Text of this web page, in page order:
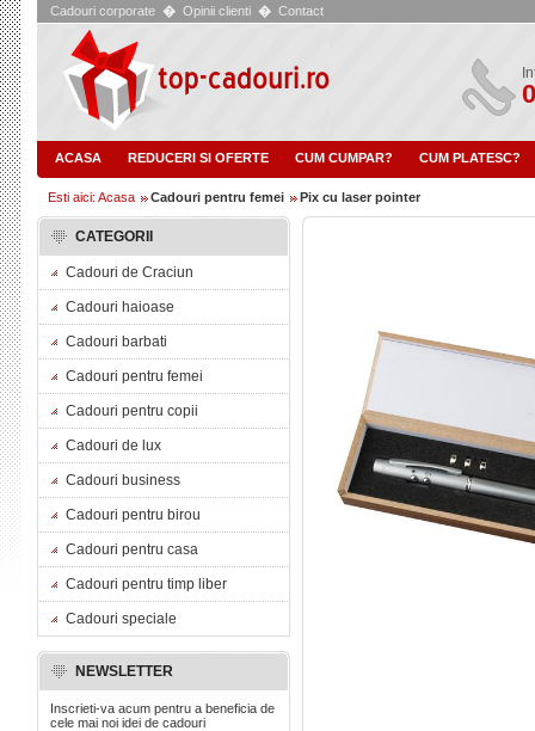
Cadouri corporate � Opinii clienti � Contact
ACASA REDUCERI SI OFERTE CUM CUMPAR? CUM PLATESC?
Esti aici: Acasa Cadouri pentru femei Pix cu laser pointer
CATEGORII
Cadouri de Craciun
Cadouri haioase
Cadouri barbati
Cadouri pentru femei
Cadouri pentru copii
Cadouri de lux
Cadouri business
Cadouri pentru birou
Cadouri pentru casa
Cadouri pentru timp liber
Cadouri speciale
NEWSLETTER
Inscrieti-va acum pentru a beneficia de
cele mai noi idei de cadouri